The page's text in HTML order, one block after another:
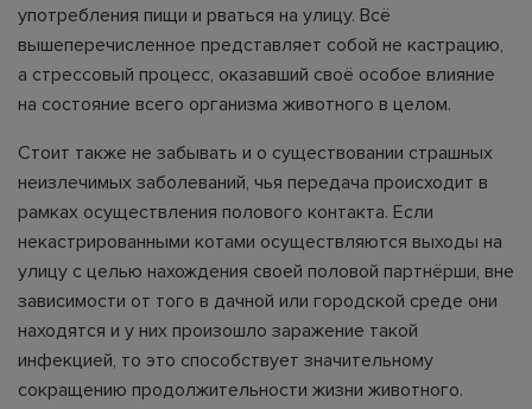
употребления пищи и рваться на улицу. Всё
вышеперечисленное представляет собой не кастрацию,
а стрессовый процесс, оказавший своё особое влияние
на состояние всего организма животного в целом.
Стоит также не забывать и о существовании страшных
неизлечимых заболеваний, чья передача происходит в
рамках осуществления полового контакта. Если
некастрированными котами осуществляются выходы на
улицу с целью нахождения своей половой партнёрши, вне
зависимости от того в дачной или городской среде они
находятся и у них произошло заражение такой
инфекцией, то это способствует значительному
сокращению продолжительности жизни животного.